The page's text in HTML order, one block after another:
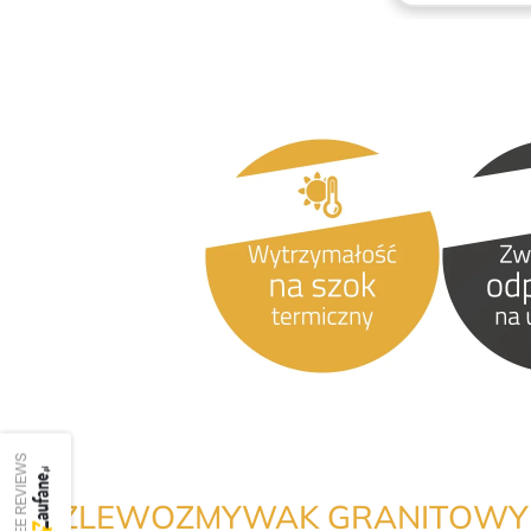
SEE REVIEWS ZLEWOZMYWAK